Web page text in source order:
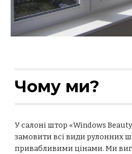
Чому ми?
Усалоні штор «Windows
замовити всі види рулонних
привабливими цінами. Ми